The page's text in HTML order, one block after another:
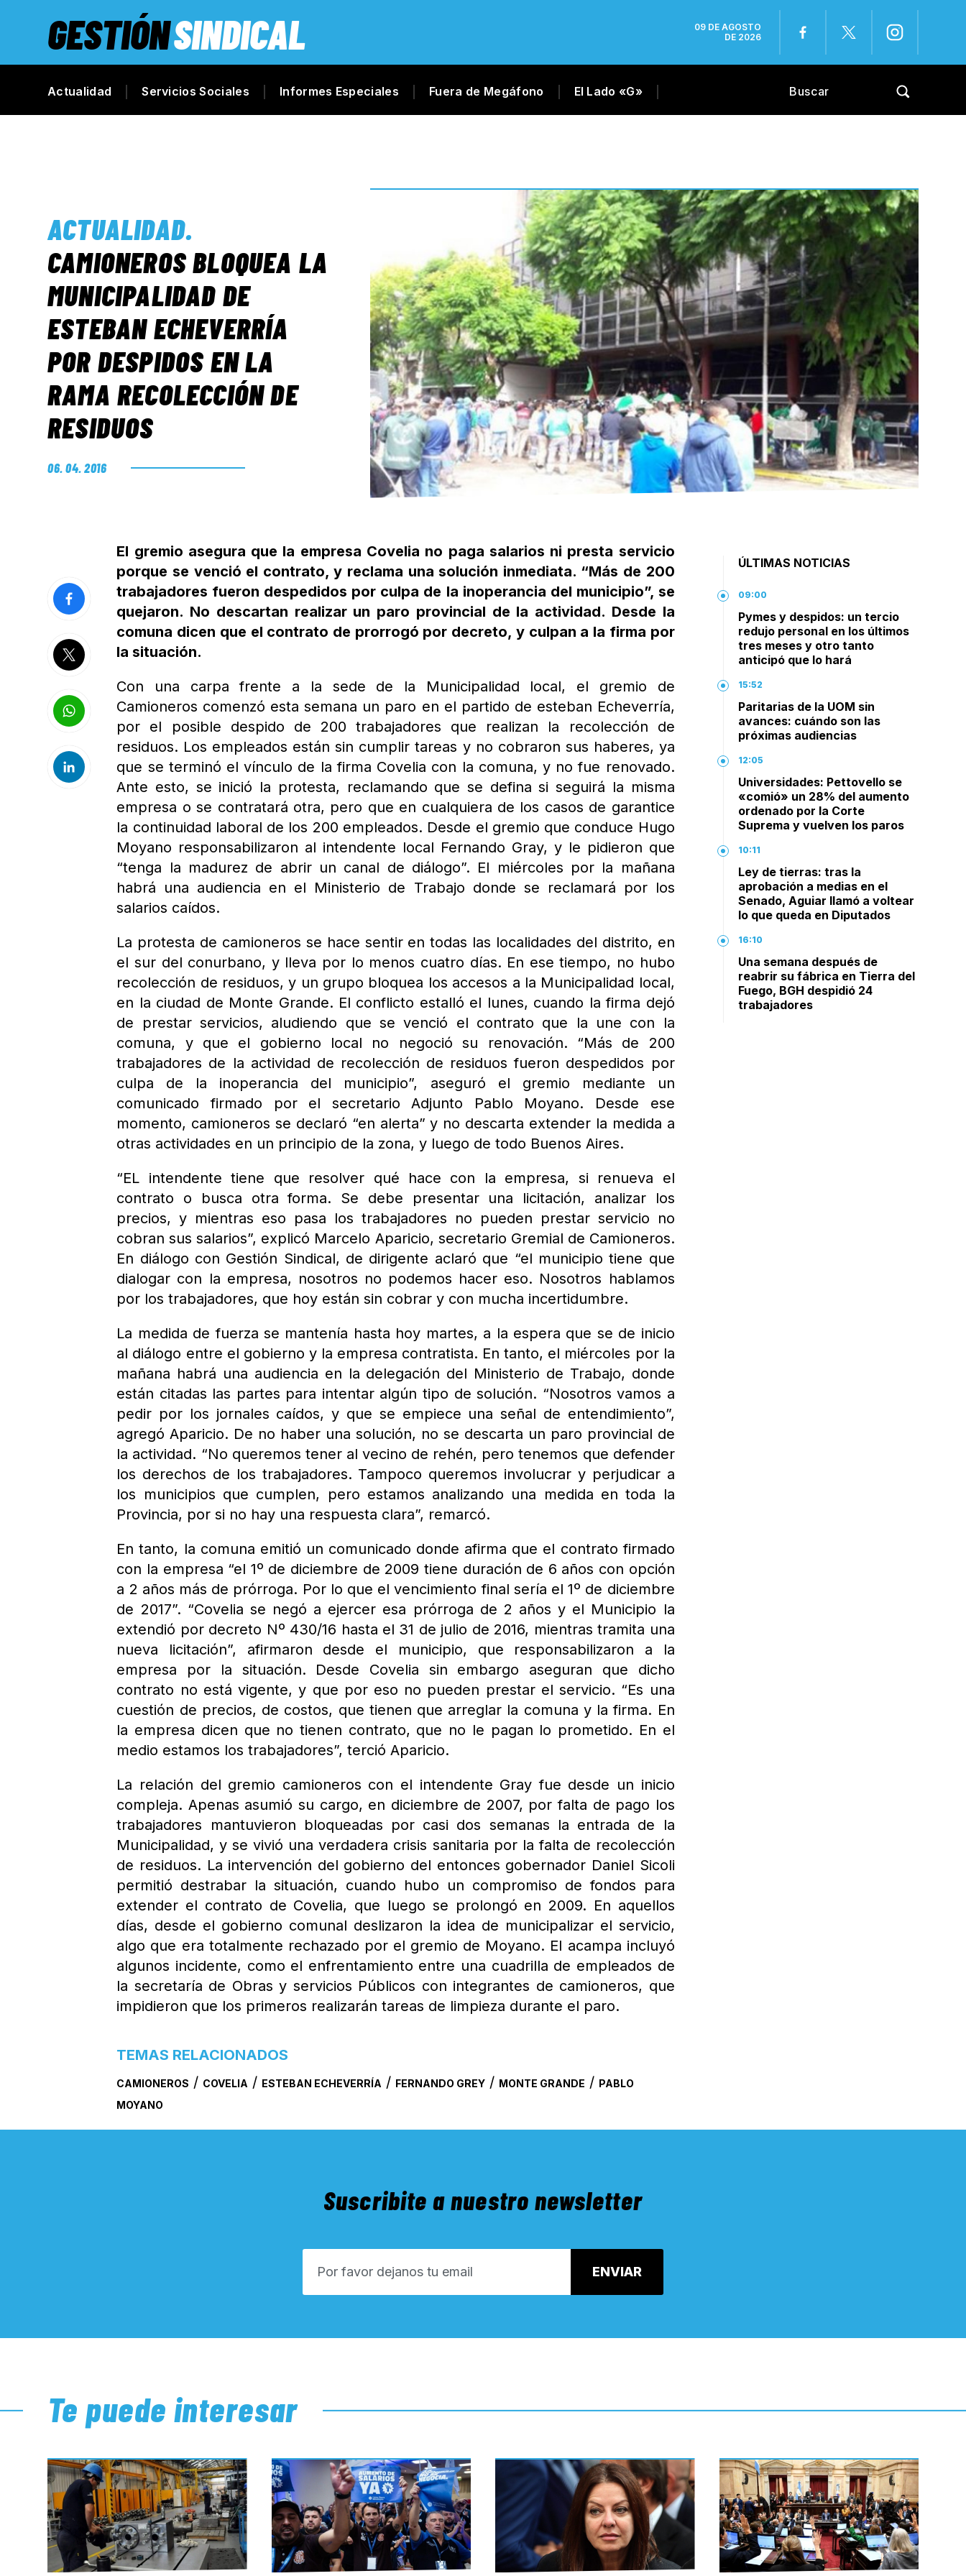
GESTIÓNSINDICAL
09 DE AGOSTO
DE 2026
Actualidad Servicios Sociales Informes Especiales Fuera de Megáfono El Lado «G»
ACTUALIDAD.
CAMIONEROS BLOQUEA LA
MUNICIPALIDAD DE
ESTEBAN ECHEVERRÍA
POR DESPIDOS EN LA
RAMA RECOLECCIÓN DE
RESIDUOS
06. 04. 2016
El gremio asegura que la empresa Covelia no paga salarios ni presta servicio
porque se venció el contrato, y reclama una solución inmediata. “Más de 200
trabajadores fueron despedidos por culpa de la inoperancia del municipio”, se
quejaron. No descartan realizar un paro provincial de la actividad. Desde la
comuna dicen que el contrato de prorrogó por decreto, y culpan a la firma por
la situación.
Con una carpa frente a la sede de la Municipalidad local, el gremio de
Camioneros comenzó esta semana un paro en el partido de esteban Echeverría,
por el posible despido de 200 trabajadores que realizan la recolección de
residuos. Los empleados están sin cumplir tareas y no cobraron sus haberes, ya
que se terminó el vínculo de la firma Covelia con la comuna, y no fue renovado.
Ante esto, se inició la protesta, reclamando que se defina si seguirá la misma
empresa o se contratará otra, pero que en cualquiera de los casos de garantice
la continuidad laboral de los 200 empleados. Desde el gremio que conduce Hugo
Moyano responsabilizaron al intendente local Fernando Gray, y le pidieron que
“tenga la madurez de abrir un canal de diálogo”. El miércoles por la mañana
habrá una audiencia en el Ministerio de Trabajo donde se reclamará por los
salarios caídos.
La protesta de camioneros se hace sentir en todas las localidades del distrito, en
el sur del conurbano, y lleva por lo menos cuatro días. En ese tiempo, no hubo
recolección de residuos, y un grupo bloquea los accesos a la Municipalidad local,
en la ciudad de Monte Grande. El conflicto estalló el lunes, cuando la firma dejó
de prestar servicios, aludiendo que se venció el contrato que la une con la
comuna, y que el gobierno local no negoció su renovación. “Más de 200
trabajadores de la actividad de recolección de residuos fueron despedidos por
culpa de la inoperancia del municipio”, aseguró el gremio mediante un
comunicado firmado por el secretario Adjunto Pablo Moyano. Desde ese
momento, camioneros se declaró “en alerta” y no descarta extender la medida a
otras actividades en un principio de la zona, y luego de todo Buenos Aires.
“EL intendente tiene que resolver qué hace con la empresa, si renueva el
contrato o busca otra forma. Se debe presentar una licitación, analizar los
precios, y mientras eso pasa los trabajadores no pueden prestar servicio no
cobran sus salarios”, explicó Marcelo Aparicio, secretario Gremial de Camioneros.
En diálogo con Gestión Sindical, de dirigente aclaró que “el municipio tiene que
dialogar con la empresa, nosotros no podemos hacer eso. Nosotros hablamos
por los trabajadores, que hoy están sin cobrar y con mucha incertidumbre.
La medida de fuerza se mantenía hasta hoy martes, a la espera que se de inicio
al diálogo entre el gobierno y la empresa contratista. En tanto, el miércoles por la
mañana habrá una audiencia en la delegación del Ministerio de Trabajo, donde
están citadas las partes para intentar algún tipo de solución. “Nosotros vamos a
pedir por los jornales caídos, y que se empiece una señal de entendimiento”,
agregó Aparicio. De no haber una solución, no se descarta un paro provincial de
la actividad. “No queremos tener al vecino de rehén, pero tenemos que defender
los derechos de los trabajadores. Tampoco queremos involucrar y perjudicar a
los municipios que cumplen, pero estamos analizando una medida en toda la
Provincia, por si no hay una respuesta clara”, remarcó.
En tanto, la comuna emitió un comunicado donde afirma que el contrato firmado
con la empresa “el 1º de diciembre de 2009 tiene duración de 6 años con opción
a 2 años más de prórroga. Por lo que el vencimiento final sería el 1º de diciembre
de 2017”. “Covelia se negó a ejercer esa prórroga de 2 años y el Municipio la
extendió por decreto Nº 430/16 hasta el 31 de julio de 2016, mientras tramita una
nueva licitación”, afirmaron desde el municipio, que responsabilizaron a la
empresa por la situación. Desde Covelia sin embargo aseguran que dicho
contrato no está vigente, y que por eso no pueden prestar el servicio. “Es una
cuestión de precios, de costos, que tienen que arreglar la comuna y la firma. En
la empresa dicen que no tienen contrato, que no le pagan lo prometido. En el
medio estamos los trabajadores”, terció Aparicio.
La relación del gremio camioneros con el intendente Gray fue desde un inicio
compleja. Apenas asumió su cargo, en diciembre de 2007, por falta de pago los
trabajadores mantuvieron bloqueadas por casi dos semanas la entrada de la
Municipalidad, y se vivió una verdadera crisis sanitaria por la falta de recolección
de residuos. La intervención del gobierno del entonces gobernador Daniel Sicoli
permitió destrabar la situación, cuando hubo un compromiso de fondos para
extender el contrato de Covelia, que luego se prolongó en 2009. En aquellos
días, desde el gobierno comunal deslizaron la idea de municipalizar el servicio,
algo que era totalmente rechazado por el gremio de Moyano. El acampa incluyó
algunos incidente, como el enfrentamiento entre una cuadrilla de empleados de
la secretaría de Obras y servicios Públicos con integrantes de camioneros, que
impidieron que los primeros realizarán tareas de limpieza durante el paro.
TEMAS RELACIONADOS
CAMIONEROS / COVELIA / ESTEBAN ECHEVERRÍA / FERNANDO GREY / MONTE GRANDE / PABLO
MOYANO
ÚLTIMAS NOTICIAS
09:00
Pymes y despidos: un tercio
redujo personal en los últimos
tres meses y otro tanto
anticipó que lo hará
15:52
Paritarias de la UOM sin
avances: cuándo son las
próximas audiencias
12:05
Universidades: Pettovello se
«comió» un 28% del aumento
ordenado por la Corte
Suprema y vuelven los paros
10:11
Ley de tierras: tras la
aprobación a medias en el
Senado, Aguiar llamó a voltear
lo que queda en Diputados
16:10
Una semana después de
reabrir su fábrica en Tierra del
Fuego, BGH despidió 24
trabajadores
Suscribite a nuestro newsletter
Te puede interesar